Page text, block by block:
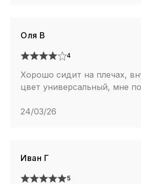
Оля В
4
Хорошо сидит на плечах,
цвет универсальный, мне
24/03/26
Иван Г
5